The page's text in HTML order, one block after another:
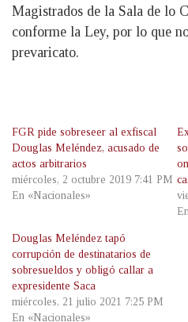
Magistrados de la Sala de lo
conforme la Ley, por lo que
prevaricato.
FGR pide sobreseer al exfiscal
Douglas Meléndez, acusado de
actos arbitrarios
miércoles, 2 octubre 2019 7:41 PM
En «Nacionales»
Douglas Meléndez tapó
corrupción de destinatarios de
sobresueldos y obligó callar a
expresidente Saca
miércoles, 21 julio 2021 7:25 PM
En «Nacionales»